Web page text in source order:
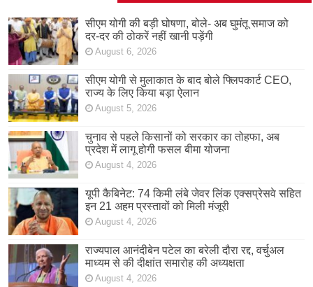
सीएम योगी की बड़ी घोषणा, बोले- अब घुमंतू समाज को
दर-दर की ठोकरें नहीं खानी पड़ेंगी
August 6, 2026
सीएम योगी से मुलाकात के बाद बोले फ्लिपकार्ट CEO,
राज्य के लिए किया बड़ा ऐलान
August 5, 2026
चुनाव से पहले किसानों को सरकार का तोहफा, अब
प्रदेश में लागू होगी फसल बीमा योजना
August 4, 2026
यूपी कैबिनेट: 74 किमी लंबे जेवर लिंक एक्सप्रेसवे सहित
इन 21 अहम प्रस्तावों को मिली मंजूरी
August 4, 2026
राज्यपाल आनंदीबेन पटेल का बरेली दौरा रद्द, वर्चुअल
माध्यम से की दीक्षांत समारोह की अध्यक्षता
August 4, 2026